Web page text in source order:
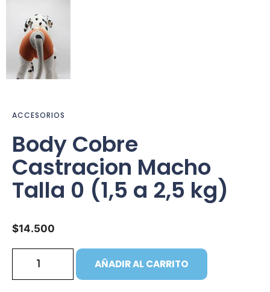
ACCESORIOS
Body Cobre
Castracion Macho
Talla 0 (1,5 a 2,5 kg)
$14.500
AÑADIR AL CARRITO